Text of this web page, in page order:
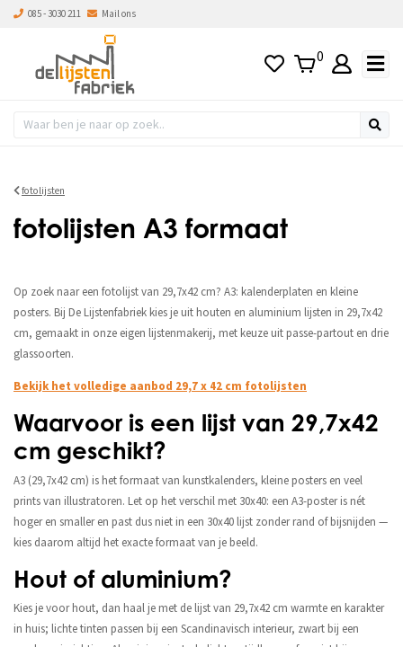
085 - 3030 211 Mail ons
0
fotolijsten
fotolijsten A3 formaat
Op zoek naar een fotolijst van 29,7x42 cm? A3: kalenderplaten en kleine
posters. Bij De Lijstenfabriek kies je uit houten en aluminium lijsten in 29,7x42
cm, gemaakt in onze eigen lijstenmakerij, met keuze uit passe-partout en drie
glassoorten.
Bekijk het volledige aanbod 29,7 x 42 cm fotolijsten
Waarvoor is een lijst van 29,7x42
cm geschikt?
A3 (29,7x42 cm) is het formaat van kunstkalenders, kleine posters en veel
prints van illustratoren. Let op het verschil met 30x40: een A3-poster is nét
hoger en smaller en past dus niet in een 30x40 lijst zonder rand of bijsnijden —
kies daarom altijd het exacte formaat van je beeld.
Hout of aluminium?
Kies je voor hout, dan haal je met de lijst van 29,7x42 cm warmte en karakter
in huis; lichte tinten passen bij een Scandinavisch interieur, zwart bij een